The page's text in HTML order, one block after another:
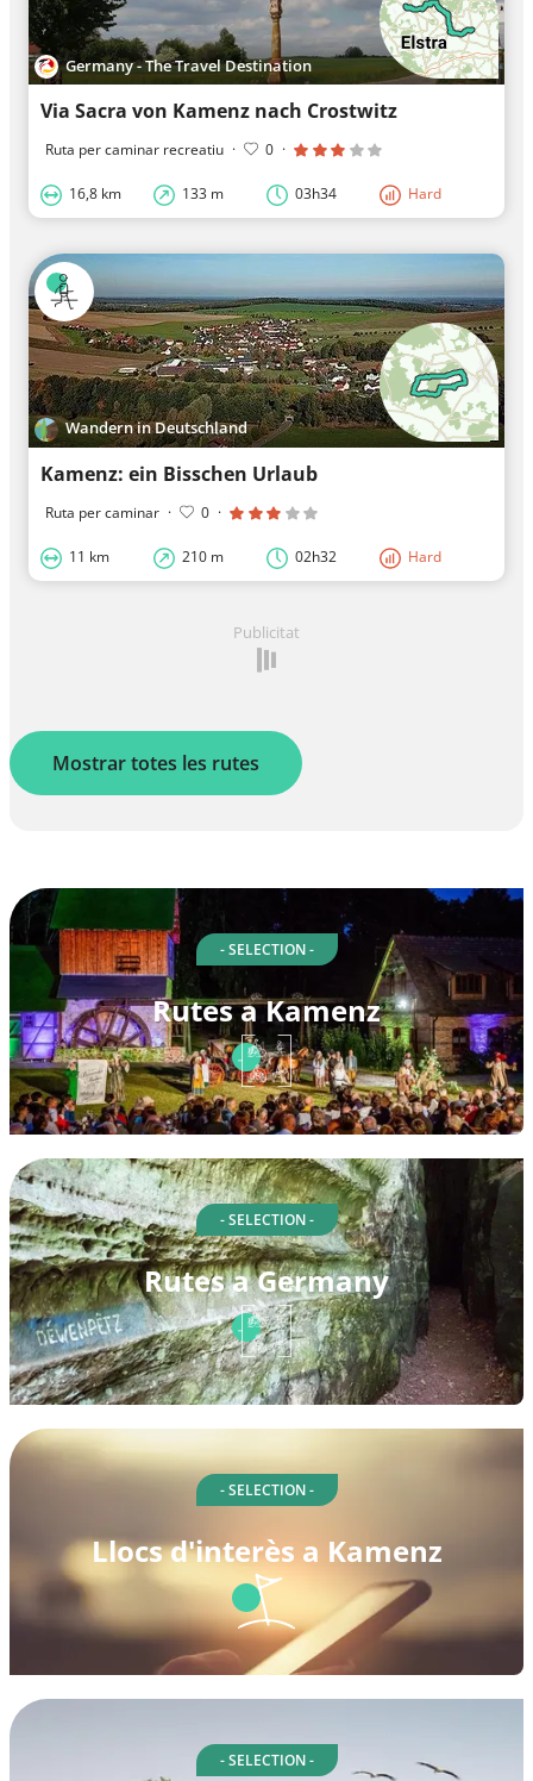
Germany - The Travel Destination
Via Sacra von Kamenz nach Crostwitz
Ruta per caminar recreatiu · 0 ·
16,8 km 133 m 03h34 Hard
Wandern in Deutschland
Kamenz: ein Bisschen Urlaub
Ruta per caminar · 0 ·
11 km 210 m 02h32 Hard
Publicitat
Mostrar totes les rutes
- SELECTION -
Rutes a Kamenz
- SELECTION -
Rutes a Germany
- SELECTION -
Llocs d'interès a Kamenz
- SELECTION -